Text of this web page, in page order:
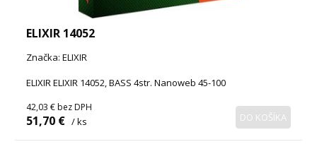
ELIXIR 14052
Značka: ELIXIR
ELIXIR ELIXIR 14052, BASS 4str. Nanoweb 45-100
42,03 € bez DPH
51,70 € / ks DO KOŠÍKA